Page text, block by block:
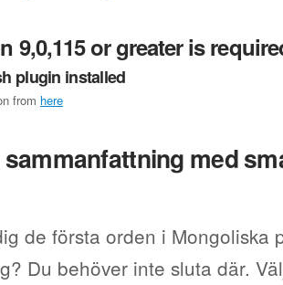
9,0,115 or greater is
plugin installed
from here
sammanfattning med
de första orden i Mongoliska
Du behöver inte sluta där.